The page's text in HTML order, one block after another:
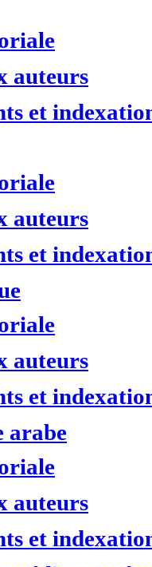
auteurs
et
auteurs
et
auteurs
et
arabe
auteurs
et